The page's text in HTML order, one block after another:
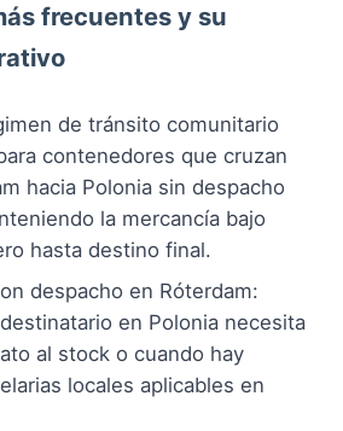
frecuentes y su
de tránsito comunitario
contenedores que cruzan
hacia Polonia sin despacho
la mercancía bajo
hasta destino final.
despacho en Róterdam:
en Polonia necesita
al stock o cuando hay
locales aplicables en